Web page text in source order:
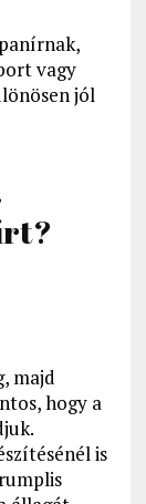
vagy
jól
majd
hogy a
is